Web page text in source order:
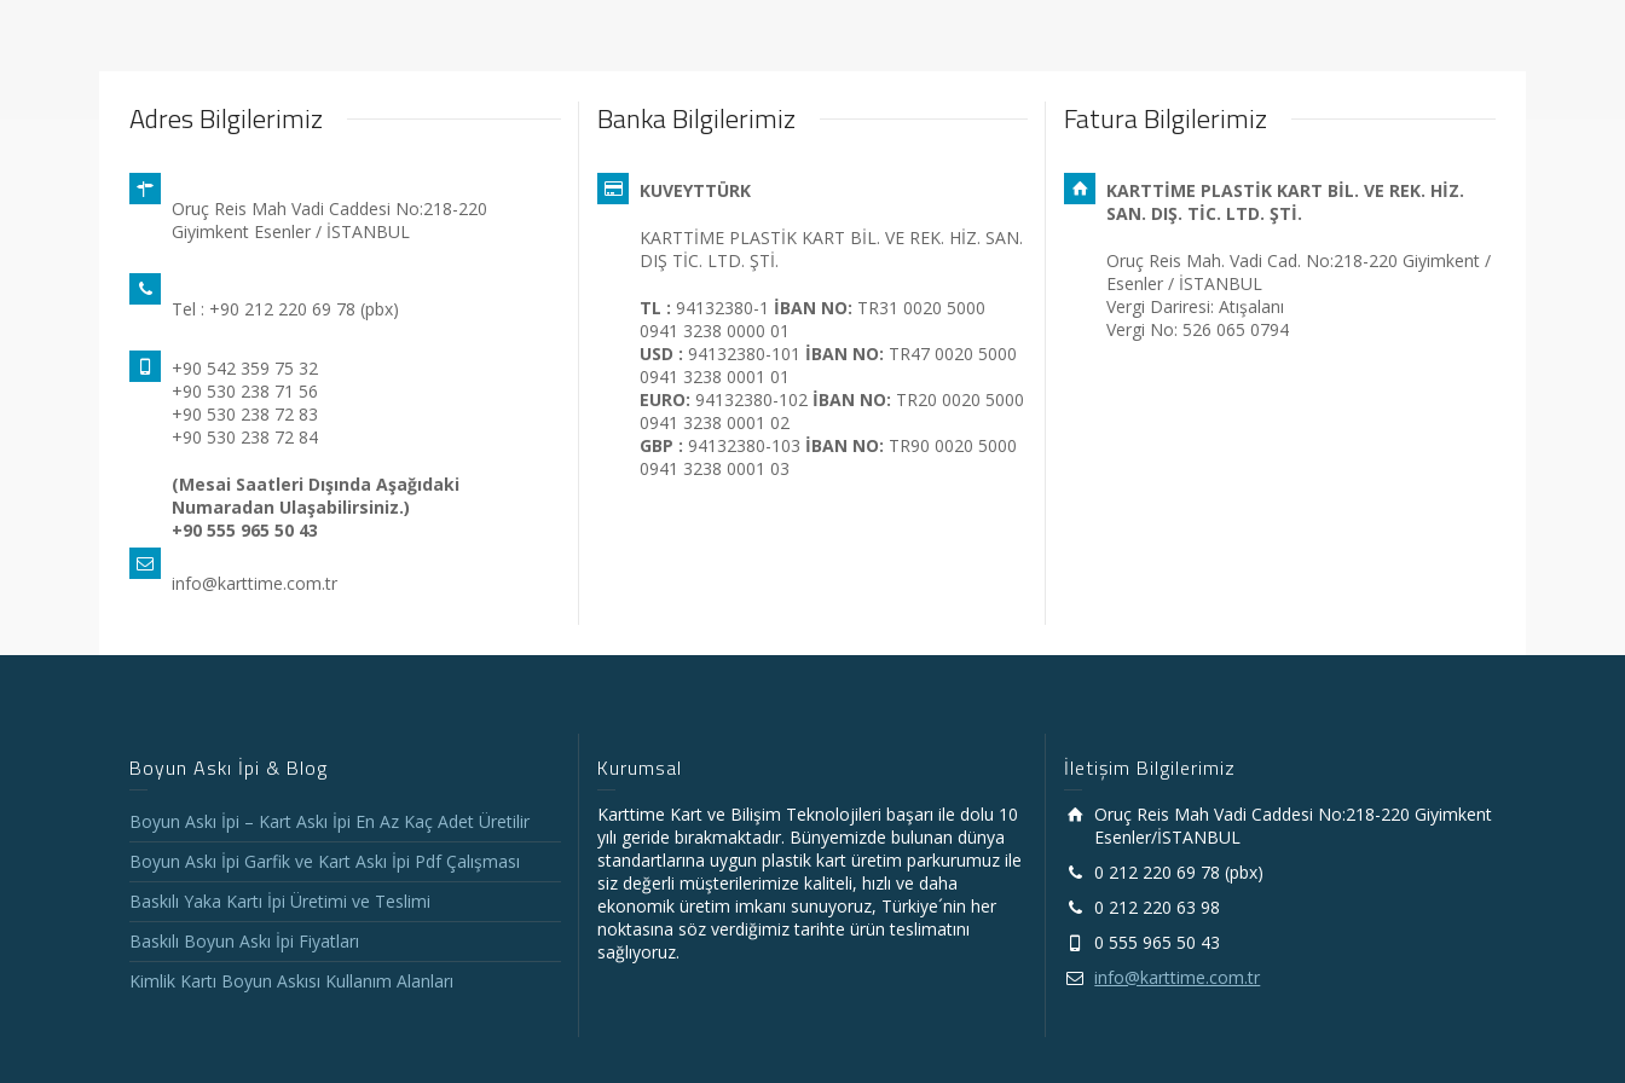
Adres Bilgilerimiz
Oruç Reis Mah Vadi Caddesi No:218-220
Giyimkent Esenler / İSTANBUL
Tel : +90 212 220 69 78 (pbx)
+90 542 359 75 32
+90 530 238 71 56
+90 530 238 72 83
+90 530 238 72 84
(Mesai Saatleri Dışında Aşağıdaki
Numaradan Ulaşabilirsiniz.)
+90 555 965 50 43
info@karttime.com.tr
Banka Bilgilerimiz
KUVEYTTÜRK
KARTTİME PLASTİK KART BİL. VE REK. HİZ. SAN.
DIŞ TİC. LTD. ŞTİ.
TL : 94132380-1 İBAN NO: TR31 0020 5000
0941 3238 0000 01
USD : 94132380-101 İBAN NO: TR47 0020 5000
0941 3238 0001 01
EURO: 94132380-102 İBAN NO: TR20 0020 5000
0941 3238 0001 02
GBP : 94132380-103 İBAN NO: TR90 0020 5000
0941 3238 0001 03
Fatura Bilgilerimiz
KARTTİME PLASTİK KART BİL. VE REK. HİZ.
SAN. DIŞ. TİC. LTD. ŞTİ.
Oruç Reis Mah. Vadi Cad. No:218-220 Giyimkent /
Esenler / İSTANBUL
Vergi Dariresi: Atışalanı
Vergi No: 526 065 0794
Boyun Askı İpi & Blog
Boyun Askı İpi – Kart Askı İpi En Az Kaç Adet Üretilir
Boyun Askı İpi Garfik ve Kart Askı İpi Pdf Çalışması
Baskılı Yaka Kartı İpi Üretimi ve Teslimi
Baskılı Boyun Askı İpi Fiyatları
Kimlik Kartı Boyun Askısı Kullanım Alanları
Kurumsal
Karttime Kart ve Bilişim Teknolojileri başarı ile dolu 10
yılı geride bırakmaktadır. Bünyemizde bulunan dünya
standartlarına uygun plastik kart üretim parkurumuz ile
siz değerli müşterilerimize kaliteli, hızlı ve daha
ekonomik üretim imkanı sunuyoruz, Türkiye´nin her
noktasına söz verdiğimiz tarihte ürün teslimatını
sağlıyoruz.
İletişim Bilgilerimiz
Oruç Reis Mah Vadi Caddesi No:218-220 Giyimkent
Esenler/İSTANBUL
0 212 220 69 78 (pbx)
0 212 220 63 98
0 555 965 50 43
info@karttime.com.tr